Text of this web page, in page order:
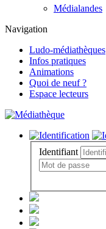
Médialandes
Navigation
Ludo-médiathèques
Infos pratiques
Animations
Quoi de neuf ?
Espace lecteurs
Identifiant